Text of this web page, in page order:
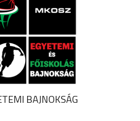
BAJNOKSÁG